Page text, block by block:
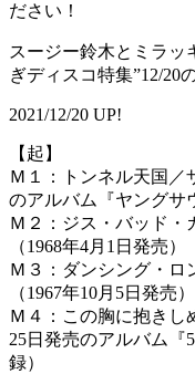
ださい！
スージー鈴木とミラッ
ぎディスコ特集”12/20
2021/12/20 UP!
【起】
Ｍ１：トンネル天国／
のアルバム『ヤングサ
Ｍ２：ジス・バッド・
（1968年4月1日発売）
Ｍ３：ダンシング・ロ
（1967年10月5日発売）
Ｍ４：この胸に抱きし
25日発売のアルバム『
録）